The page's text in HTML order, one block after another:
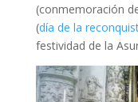
En la actualidad la
incorrupto se abre
(conmemoración
día de la